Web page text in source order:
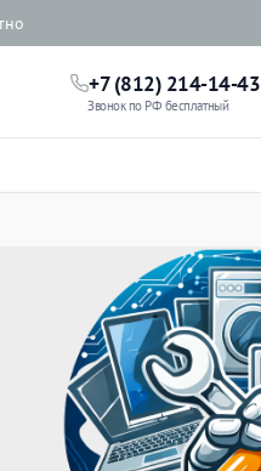
+7 (812) 214-14-43
Звонок по РФ бесплатный